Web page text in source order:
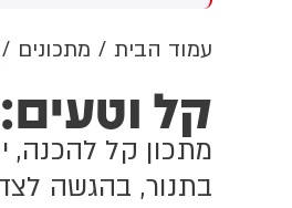
ע׳ג׳ר - במקביל לתקיפות
בהם 6 קטינים - חצו את הגבול
לקדם התיישבות יהודית
- וכוחות צה״ל נדרשו
אחריהם אמש במהלך
הערב. היום הם יובאו
עמוד הבית מתכונים
קל
מתכון קל להכנה,
בתנור, בהגשה